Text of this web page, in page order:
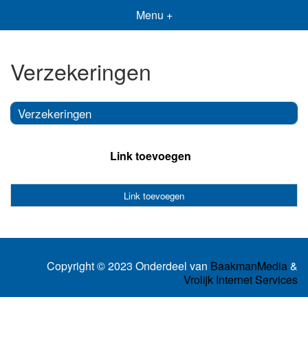
Menu +
Verzekeringen
Verzekeringen
Link toevoegen
Link toevoegen
Copyright © 2023 Onderdeel van BaakmanMedia&
Vrolijk Internet Services